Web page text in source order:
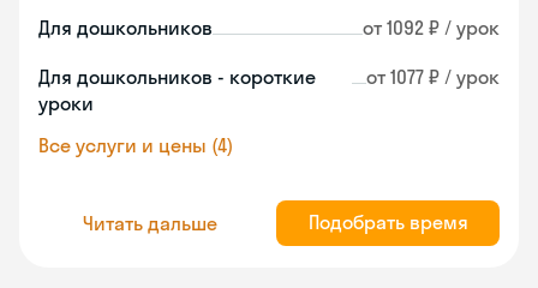
Для дошкольников от 1092 ₽ / урок
Для дошкольников - короткие
уроки
от 1077 ₽ / урок
Все услуги и цены (4)
Читать дальше Подобрать время